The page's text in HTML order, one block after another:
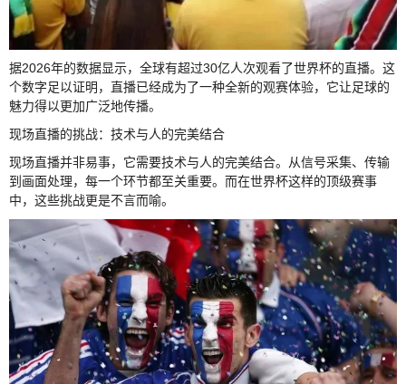
据2026年的数据显示，全球有超过30亿人次观看了世界杯的直播。这
个数字足以证明，直播已经成为了一种全新的观赛体验，它让足球的
魅力得以更加广泛地传播。
现场直播的挑战：技术与人的完美结合
现场直播并非易事，它需要技术与人的完美结合。从信号采集、传输
到画面处理，每一个环节都至关重要。而在世界杯这样的顶级赛事
中，这些挑战更是不言而喻。